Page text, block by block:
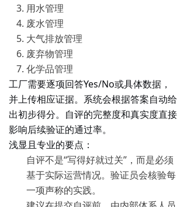
用水管理
废水管理
大气排放管理
废弃物管理
化学品管理
工厂需要逐项回答Yes/No或具体数据，
并上传相应证据。系统会根据答案自动给
出初步得分。自评的完整度和真实度直接
影响后续验证的通过率。
浅显且专业的要点 ：
自评不是“写得好就过关”，而是必须
基于实际运营情况。验证员会核验每
一项声称的实践。